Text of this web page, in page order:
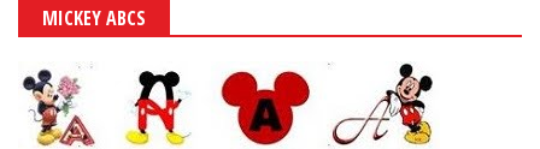
MICKEY ABCS